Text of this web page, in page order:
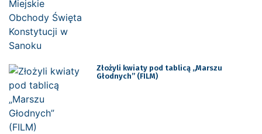
Złożyli kwiaty pod tablicą „Marszu
Głodnych” (FILM)